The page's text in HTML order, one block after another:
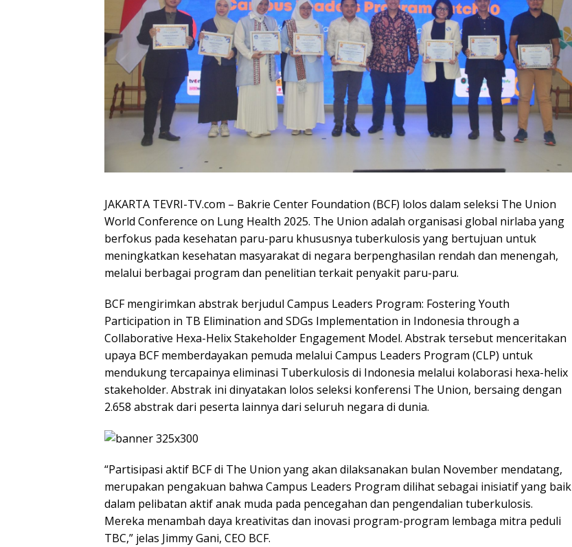
JAKARTA TEVRI-TV.com – Bakrie Center Foundation (BCF) lolos dalam seleksi The Union
World Conference on Lung Health 2025. The Union adalah organisasi global nirlaba yang
berfokus pada kesehatan paru-paru khususnya tuberkulosis yang bertujuan untuk
meningkatkan kesehatan masyarakat di negara berpenghasilan rendah dan menengah,
melalui berbagai program dan penelitian terkait penyakit paru-paru.
BCF mengirimkan abstrak berjudul Campus Leaders Program: Fostering Youth
Participation in TB Elimination and SDGs Implementation in Indonesia through a
Collaborative Hexa-Helix Stakeholder Engagement Model. Abstrak tersebut menceritakan
upaya BCF memberdayakan pemuda melalui Campus Leaders Program (CLP) untuk
mendukung tercapainya eliminasi Tuberkulosis di Indonesia melalui kolaborasi hexa-helix
stakeholder. Abstrak ini dinyatakan lolos seleksi konferensi The Union, bersaing dengan
2.658 abstrak dari peserta lainnya dari seluruh negara di dunia.
“Partisipasi aktif BCF di The Union yang akan dilaksanakan bulan November mendatang,
merupakan pengakuan bahwa Campus Leaders Program dilihat sebagai inisiatif yang baik
dalam pelibatan aktif anak muda pada pencegahan dan pengendalian tuberkulosis.
Mereka menambah daya kreativitas dan inovasi program-program lembaga mitra peduli
TBC,” jelas Jimmy Gani, CEO BCF.